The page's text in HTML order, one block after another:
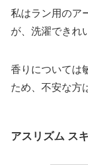
私はラン用のア
が、洗濯できれ
香りについては
ため、不安な方
アスリズム ス